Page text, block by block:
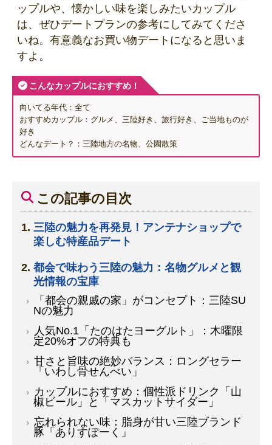
ップルや、懐かしい味を楽しみたいカップル
は、ぜひデートプランの参考にしてみてくださ
いね。有意義なお買い物デートになると思いま
すよ。
こんなカップルにおすすめ！
向いてる年代：全て
おすすめカップル：グルメ、三陸好き、旅行好き、ご当地ものが
好き
どんなデート？：三陸地方の名物、公園散策
この記事の目次
三陸の魅力を再発見！アンテナショップで
楽しむ特産品デート
都会で味わう三陸の魅力：名物グルメと観
光情報の宝庫
「都会の親戚の家」がコンセプト：三陸SU
Nの魅力
人気No.1「たのはたヨーグルト」：木曜限
定20%オフの特典も
甘さと旨味の絶妙バランス：ロングセラー
「いわし骨せんべい」
カップルにおすすめ：個性派ドリンク「山
椒ビール」と「マスカットサイダー」
忘れられない味：脂身が甘い三陸ブランド
豚「ありすぽーく」